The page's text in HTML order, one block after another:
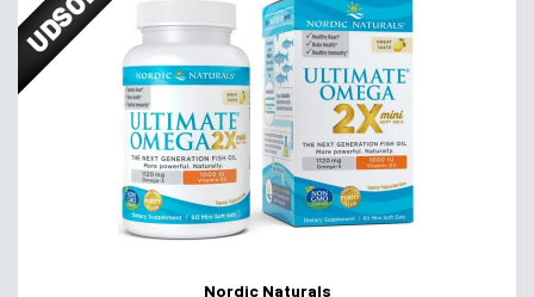
Nordic Naturals